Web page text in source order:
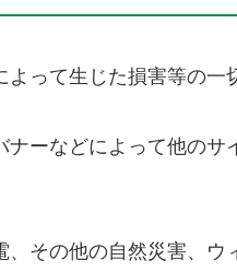
って生じた損害等の一
ナーなどによって他の
、その他の自然災害、